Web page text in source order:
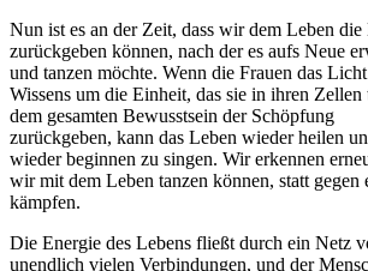
Nun ist es an der Zeit, dass wir dem Leben
zurückgeben können, nach der es aufs Neue
und tanzen möchte. Wenn die Frauen das
Wissens um die Einheit, das sie in ihren Zellen
dem gesamten Bewusstsein der Schöpfung
zurückgeben, kann das Leben wieder heilen
wieder beginnen zu singen. Wir erkennen
wir mit dem Leben tanzen können, statt gegen
kämpfen.
Die Energie des Lebens fließt durch ein Netz
unendlich vielen Verbindungen, und der